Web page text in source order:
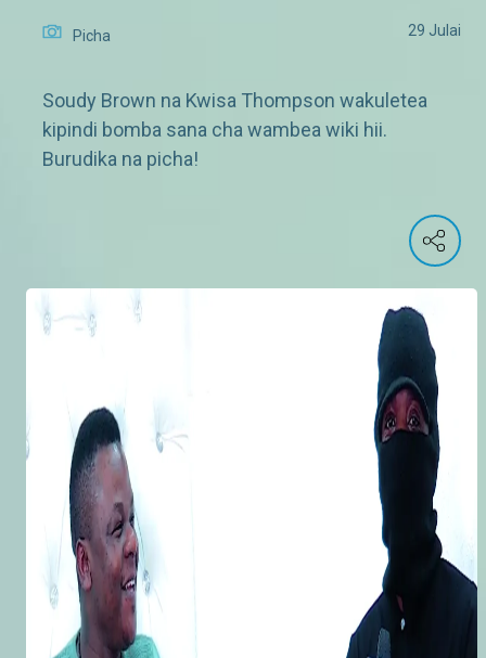
Picha 29 Julai
Soudy Brown na Kwisa Thompson wakuletea
kipindi bomba sana cha wambea wiki hii.
Burudika na picha!